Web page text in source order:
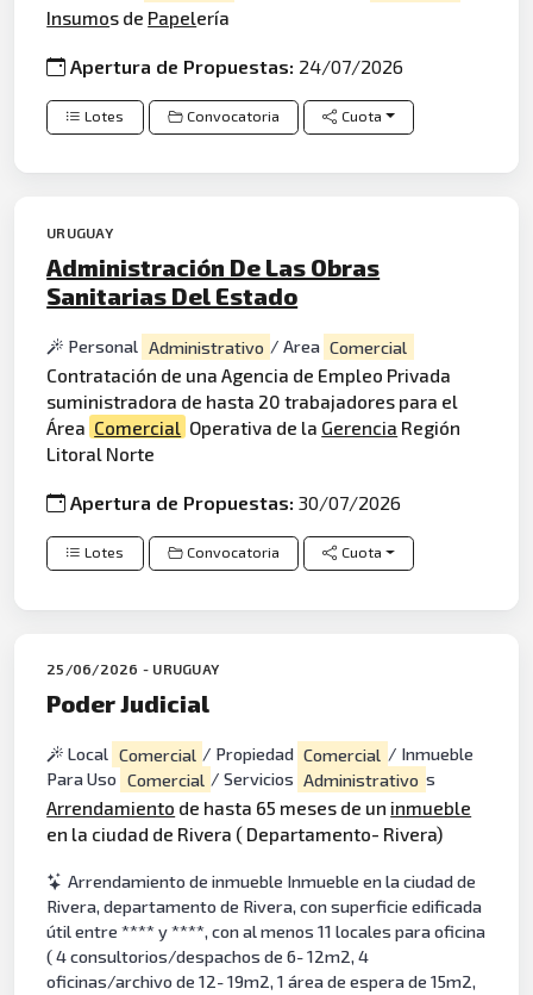
Insumos de Papelería
Apertura de Propuestas: 24/07/2026
Lotes Convocatoria Cuota
URUGUAY
Administración De Las Obras
Sanitarias Del Estado
Personal Administrativo / Area Comercial
Contratación de una Agencia de Empleo Privada
suministradora de hasta 20 trabajadores para el
Área Comercial Operativa de la Gerencia Región
Litoral Norte
Apertura de Propuestas:30/07/2026
Lotes Convocatoria Cuota
25/06/2026 - URUGUAY
Poder Judicial
Local Comercial / Propiedad Comercial / Inmueble
Para Uso Comercial / Servicios Administrativo s
Arrendamiento de hasta 65 meses de un inmueble
en la ciudad de Rivera ( Departamento- Rivera)
Arrendamiento de inmueble Inmueble en la ciudad de
Rivera, departamento de Rivera, con superficie edificada
útil entre **** y ****, con al menos 11 locales para oficina
( 4 consultorios/despachos de 6- 12m2, 4
oficinas/archivo de 12- 19m2, 1 área de espera de 15m2,